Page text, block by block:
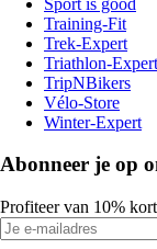
Training-Fit
Trek-Expert
Triathlon-Expert
TripNBikers
Vélo-Store
Winter-Expert
Abonneer je op
Profiteer van 10%